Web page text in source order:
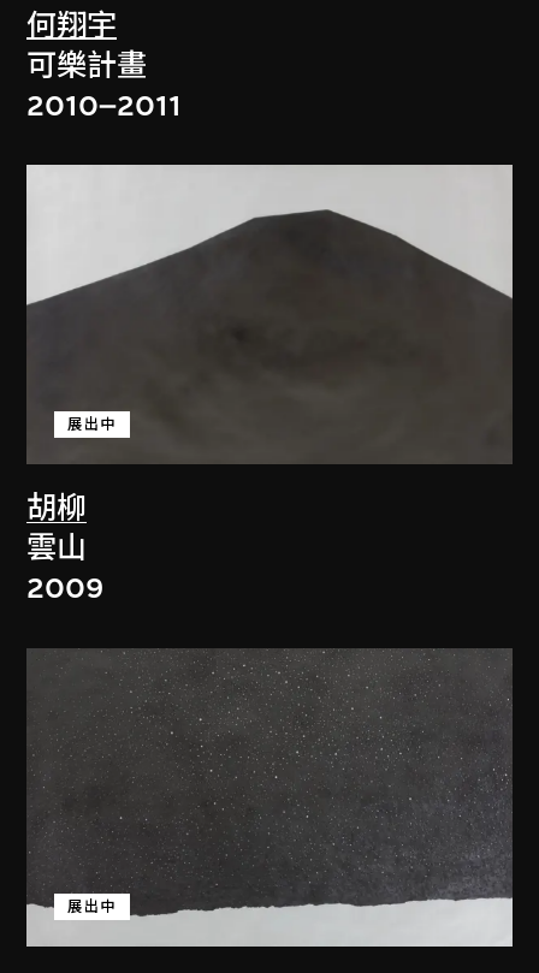
何翔宇
可樂計畫
2010–2011
胡柳
展出中
雲山
2009
展出中